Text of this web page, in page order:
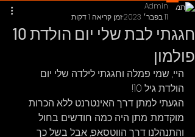
חגגתי לבת שלי יום הולדת 10
פולמון
Admin
11 בפבר׳ 2023
זמן קריאה 1 דקות
היי, שמי פמלה וחגגתי לילדה שלי יום
הולדת גיל 10!
הגעתי למתן דרך האינטרנט ללא הכרות
מוקדמת. מתן היה כמה חודשים בחול
והתנהלנו דרך הווטסאפ, אבל בשל כך